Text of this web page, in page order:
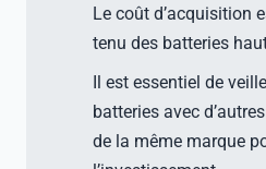
Le coût d’acquisition
tenu des batteries
Il est essentiel de
batteries avec
de la même marque